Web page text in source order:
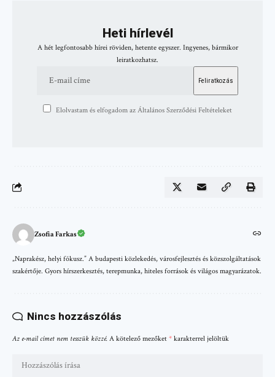
Heti hírlevél
A hét legfontosabb hírei röviden, hetente egyszer. Ingyenes, bármikor
leiratkozhatsz.
Elolvastam és elfogadom az Általános Szerződési Feltételeket
Zsofia Farkas
„Naprakész, helyi fókusz.” A budapesti közlekedés, városfejlesztés és közszolgáltatások
szakértője. Gyors hírszerkesztés, terepmunka, hiteles források és világos magyarázatok.
Nincs hozzászólás
Az e-mail címet nem tesszük közzé. A kötelező mezőket * karakterrel jelöltük